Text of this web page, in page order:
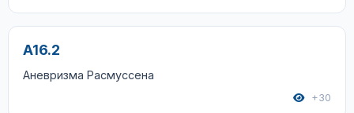
A16.2
Аневризма Расмуссена
+30